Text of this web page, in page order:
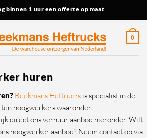
binnen 1 uur een offerte op maat
0
huren
Beekmans Heftrucks is specialist in de
hoogwerkers waaronder
direct ons verhuur aanbod hieronder. Wilt
hoogwerker aanbod? Neem contact op via